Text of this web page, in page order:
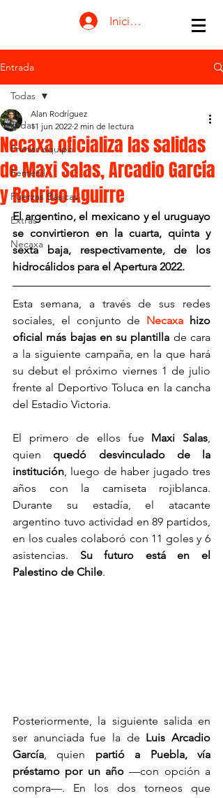
Iniciar sesión
Entrada
Todas
Primer equipo
Femenil
Fuerzas Básicas
Extras
Necaxa
Todas
Necaxa oficializa las salidas
de Maxi Salas, Arcadio García
y Rodrigo Aguirre
Alan Rodríguez
11 jun 2022 2 min de lectura
El argentino, el mexicano y el uruguayo
se convirtieron en la cuarta, quinta y
sexta baja, respectivamente, de los
hidrocálidos para el Apertura 2022.
Esta semana, a través de sus redes
sociales, el conjunto de Necaxa hizo
oficial más bajas en su plantilla de cara
a la siguiente campaña, en la que hará
su debut el próximo viernes 1 de julio
frente al Deportivo Toluca en la cancha
del Estadio Victoria.
El primero de ellos fue Maxi Salas,
quien quedó desvinculado de la
institución, luego de haber jugado tres
años con la camiseta rojiblanca.
Durante su estadía, el atacante
argentino tuvo actividad en 89 partidos,
en los cuales colaboró con 11 goles y 6
asistencias. Su futuro está en el
Palestino de Chile.
Posteriormente, la siguiente salida en
ser anunciada fue la de Luis Arcadio
García, quien partió a Puebla, vía
préstamo por un año —con opción a
compra—. En los dos torneos que